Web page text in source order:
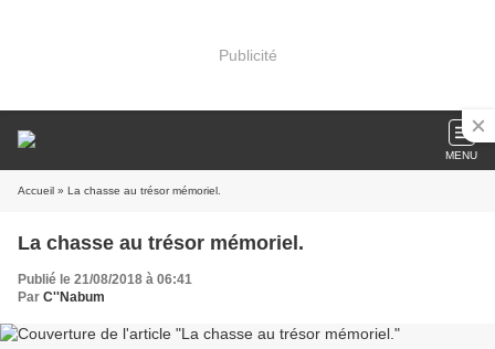
Publicité
MENU
Accueil » La chasse au trésor mémoriel.
La chasse au trésor mémoriel.
Publié le 21/08/2018 à 06:41
Par C''Nabum